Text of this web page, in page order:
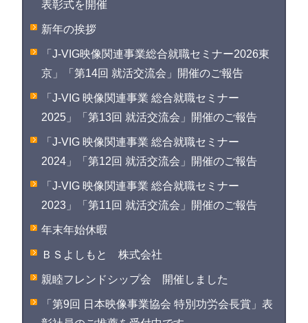
表彰式を開催
新年の挨拶
「J-VIG映像関連事業総合就職セミナー2026東
京」「第14回 就活交流会」開催のご報告
「J-VIG 映像関連事業 総合就職セミナー
2025」「第13回 就活交流会」開催のご報告
「J-VIG 映像関連事業 総合就職セミナー
2024」「第12回 就活交流会」開催のご報告
「J-VIG 映像関連事業 総合就職セミナー
2023」「第11回 就活交流会」開催のご報告
年末年始休暇
ＢＳよしもと 株式会社
親睦フレンドシップ会 開催しました
「第9回 日本映像事業協会 特別功労会長賞」表